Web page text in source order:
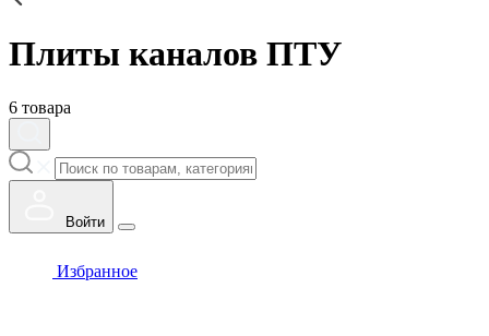
Плиты каналов ПТУ
6 товара
Войти
Избранное